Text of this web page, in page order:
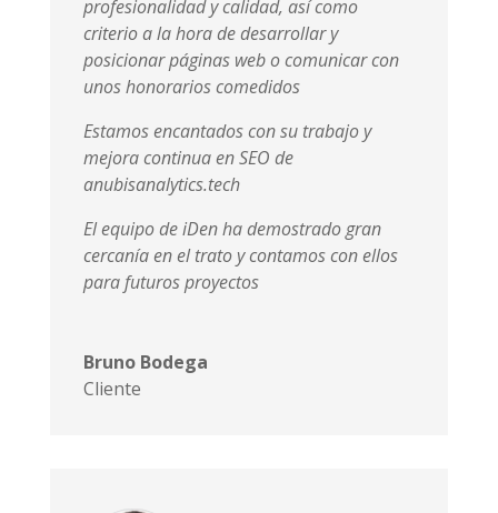
profesionalidad y calidad, así como
criterio a la hora de desarrollar y
posicionar páginas web o comunicar con
unos honorarios comedidos
Estamos encantados con su trabajo y
mejora continua en SEO de
anubisanalytics.tech
El equipo de iDen ha demostrado gran
cercanía en el trato y contamos con ellos
para futuros proyectos
Bruno Bodega
Cliente